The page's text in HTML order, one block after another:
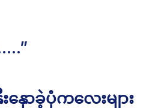
ာခဲ့ပုံကလေးများ